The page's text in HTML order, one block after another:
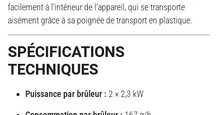
facilement à l’intérieur de l’appareil, qui se transporte
aisément grâce à sa poignée de transport en plastique.
SPÉCIFICATIONS
TECHNIQUES
Puissance par brûleur : 2 × 2,3 kW